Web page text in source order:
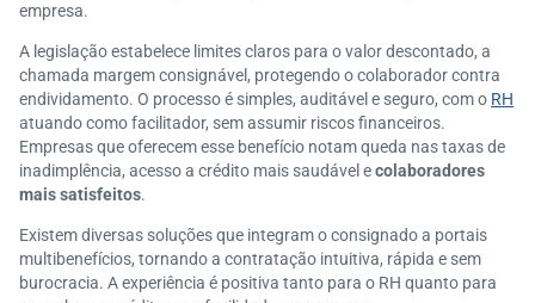
empresa.
A legislação estabelece limites claros para o valor descontado, a
chamada margem consignável, protegendo o colaborador contra
endividamento. O processo é simples, auditável e seguro, com o RH
atuando como facilitador, sem assumir riscos financeiros.
Empresas que oferecem esse benefício notam queda nas taxas de
inadimplência, acesso a crédito mais saudável ecolaboradores
mais satisfeitos.
Existem diversas soluções que integram o consignado a portais
multibenefícios, tornando a contratação intuitiva, rápida e sem
burocracia. A experiência é positiva tanto para o RH quanto para